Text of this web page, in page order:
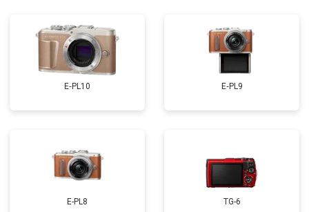
E‑PL10 E‑PL9
E-PL8 TG-6